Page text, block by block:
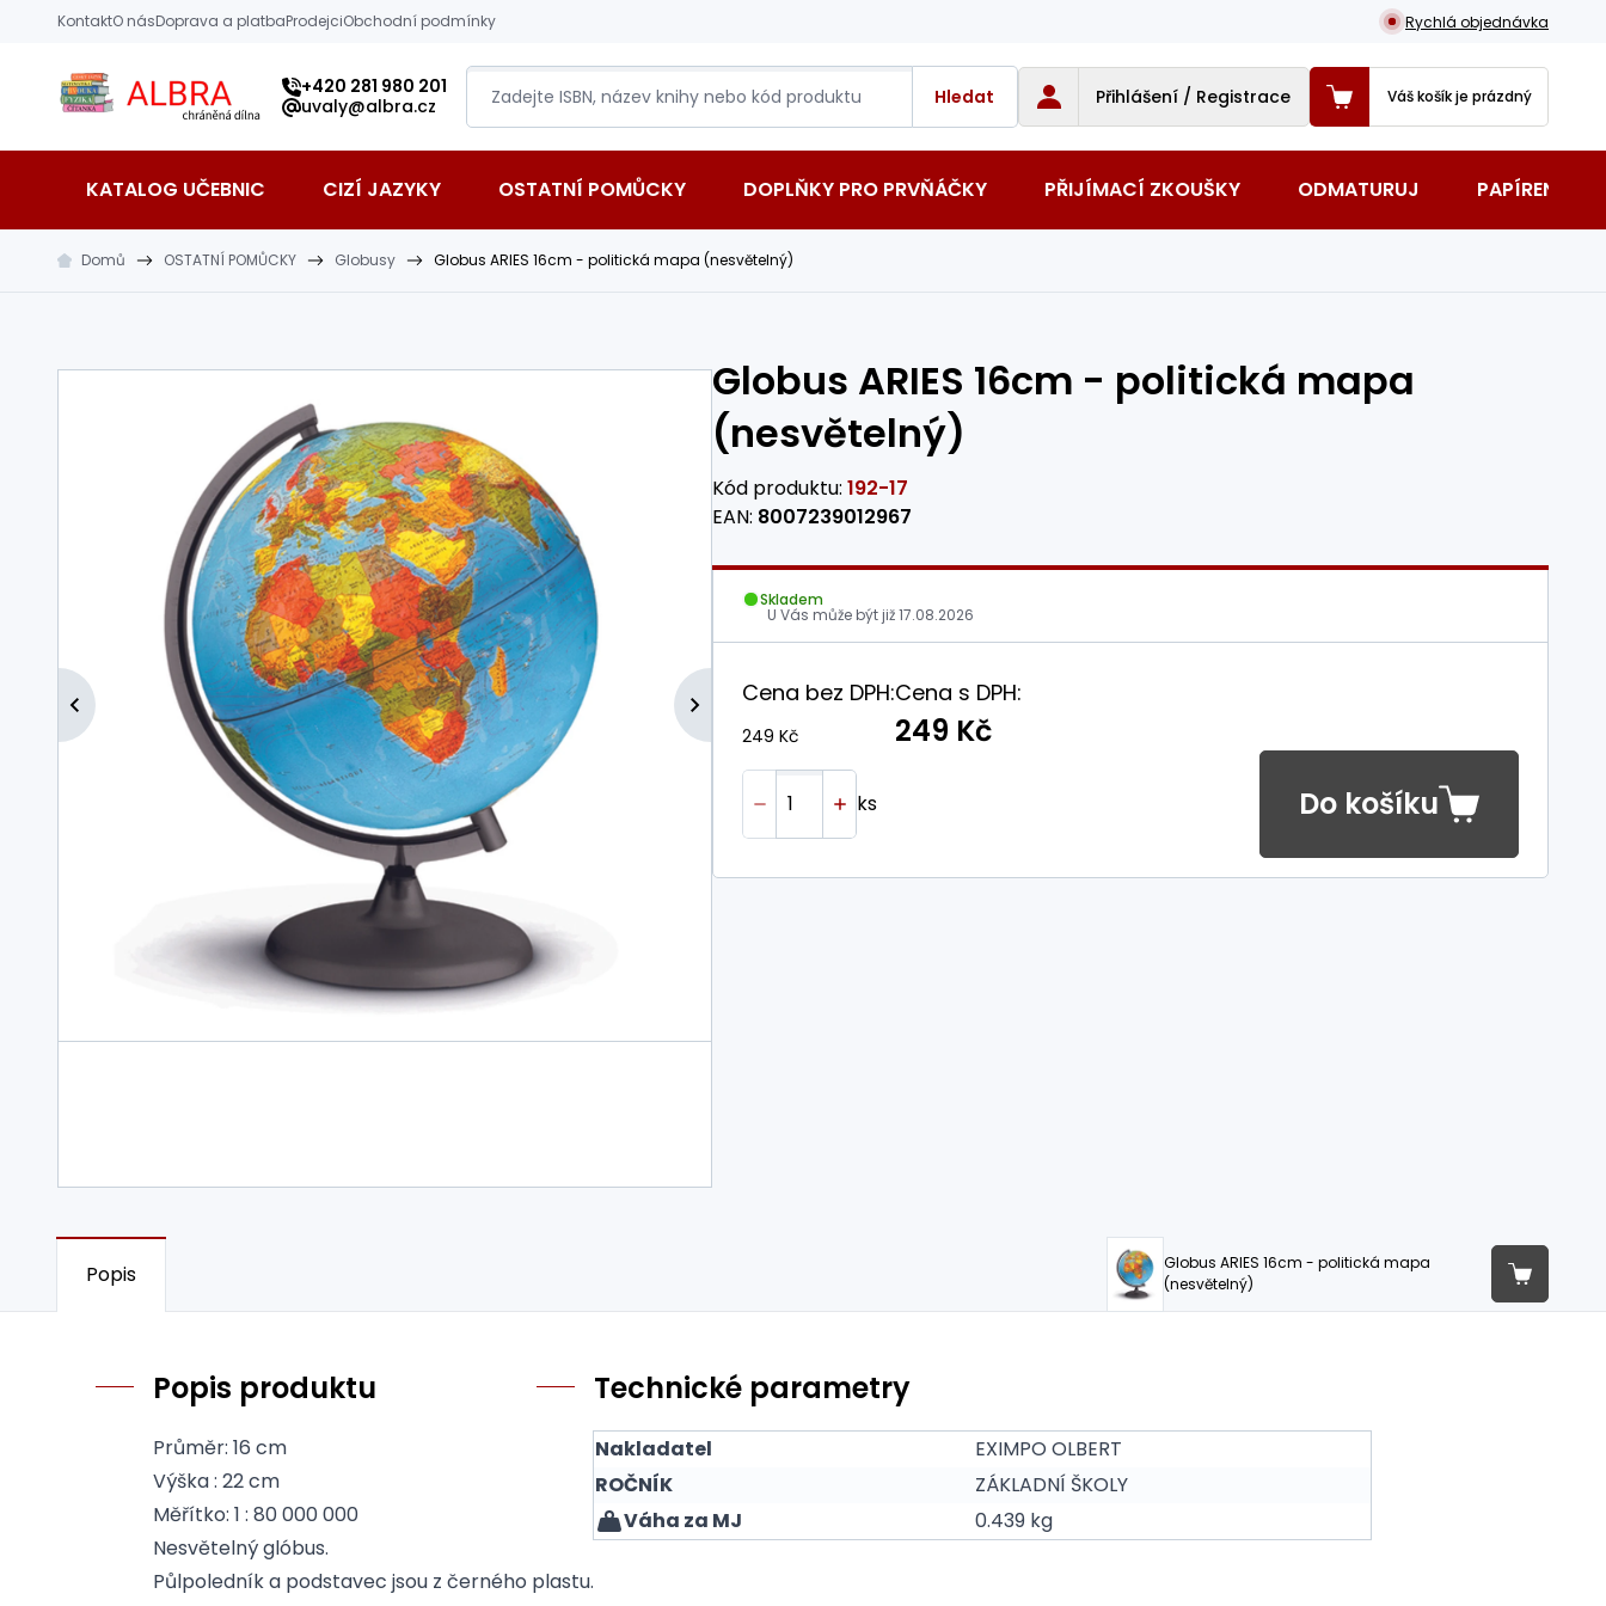
Přeskočit na hlavní obsah
KontaktO násDoprava a platbaProdejciObchodní podmínky Rychlá objednávka
Albra s.r.o.
+420 281 980 201
uvaly@albra.cz
Hledat Přihlášení / Registrace Váš košík je prázdný
KATALOG UČEBNIC CIZÍ JAZYKY OSTATNÍ POMŮCKY DOPLŇKY PRO PRVŇÁČKY PŘIJÍMACÍ ZKOUŠKY ODMATURUJ PAPÍRENSKÉ
Domů OSTATNÍ POMŮCKY Globusy Globus ARIES 16cm - politická mapa (nesvětelný)
Globus ARIES 16cm - politická mapa
(nesvětelný)
Kód produktu: 192-17
EAN: 8007239012967
Skladem
U Vás může být již17.08.2026
Cena bez DPH:
249 Kč
Cena s DPH:
249 Kč
ks Do košíku
Popis
Globus ARIES 16cm - politická mapa
(nesvětelný)
Popis produktu
Průměr: 16 cm
Výška : 22 cm
Měřítko: 1 : 80 000 000
Nesvětelný glóbus.
Půlpoledník a podstavec jsou z černého plastu.
Technické parametry
Nakladatel
EXIMPO OLBERT
ROČNÍK
ZÁKLADNÍ ŠKOLY
Váha za MJ
0.439 kg